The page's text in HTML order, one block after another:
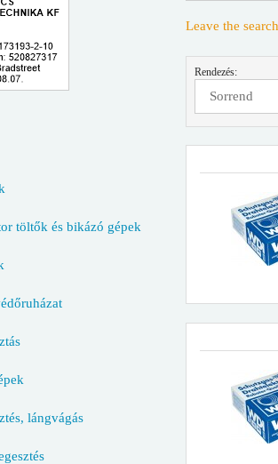
Leave the
Rendezés:
töltők és bikázó gépek
lángvágás